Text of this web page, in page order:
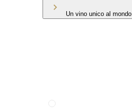
Un vino unico al mondo